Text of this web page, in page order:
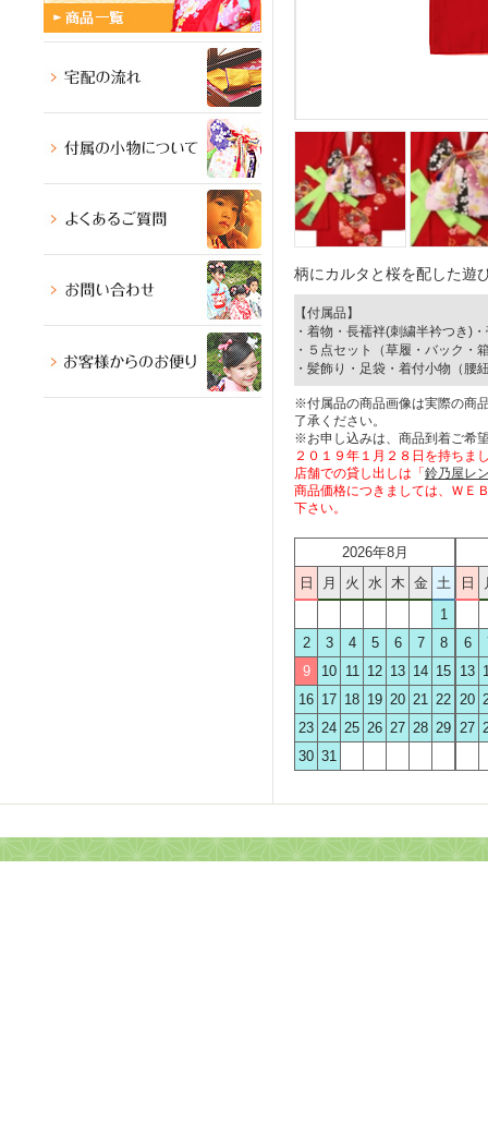
柄にカルタと桜を配した遊
【付属品】
・着物・長襦袢(刺繍半衿つき)
・５点セット（草履・バック・
・髪飾り・足袋・着付小物（腰
※付属品の商品画像は実際の商
了承ください。
※お申し込みは、商品到着ご希
２０１９年１月２８日を持ちま
店舗での貸し出しは「鈴乃屋レ
商品価格につきましては、ＷＥ
下さい。
2026年8月
日
月 火 水 木 金 土
1
2
3 4 5 6 7
8
9
10 11 12 13 14 15
16 17 18 19 20 21 22
23 24 25 26 27 28 29
30 31
日
6
13
20
27